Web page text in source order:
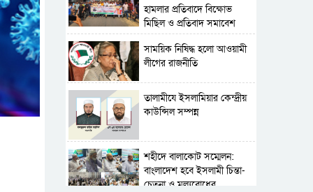
হামলার প্রতিবাদে বিক্ষোভ
মিছিল ও প্রতিবাদ সমাবেশ
সাময়িক নিষিদ্ধ হলো আওয়ামী
লীগের রাজনীতি
‎তালামীযে ইসলামিয়ার কেন্দ্রীয়
কাউন্সিল সম্পন্ন
শহীদে বালাকোট সম্মেলন:
বাংলাদেশ হবে ইসলামী চিন্তা-
চেতনা ও মূল্যবোধের